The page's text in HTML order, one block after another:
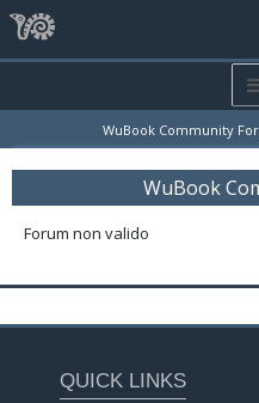
WuBook Community
WuBook
Forum non valido
QUICK LINKS